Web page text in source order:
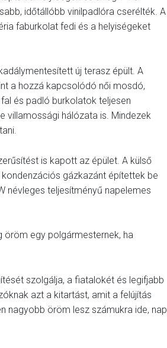
időtállóbb vinilpadlóra cserélték. A
faburkolat fedi és a helyiségeket
új terasz épült. A
a hozzá kapcsolódó női mosdó,
és padló burkolatok teljesen
villamossági hálózata is. Mindezek
is kapott az épület. A külső
gázkazánt építettek be
névleges teljesítményű napelemes
öröm egy polgármesternek, ha
szolgálja, a fiatalokét és legifjabb
azt a kitartást, amit a felújítás
nagyobb öröm lesz számukra ide, nap